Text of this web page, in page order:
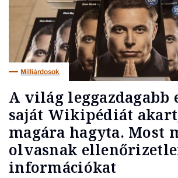
Milliárdosok
A világ leggazdagabb
saját Wikipédiát
magára hagyta. Most
olvasnak
információkat